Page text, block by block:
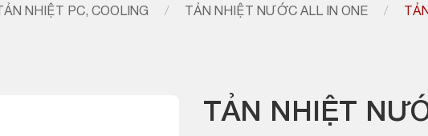
TẢN NHIỆT PC, COOLING / TẢN NHIỆT NƯỚC ALL IN ONE /
TẢN NHIỆT